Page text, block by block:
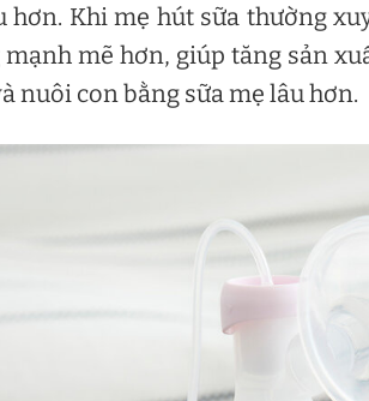
hơn. Khi mẹ hút sữa thường
mạnh mẽ hơn, giúp tăng sản
nuôi con bằng sữa mẹ lâu hơn.